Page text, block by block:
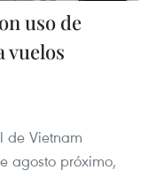
uso de
vuelos
de Vietnam
agosto próximo,